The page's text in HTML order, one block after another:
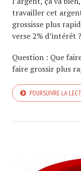
travailler cet
grossisse plus
verse 2% d’intérêt ?
Question : Que
faire grossir plus
POURSUIVRE LA